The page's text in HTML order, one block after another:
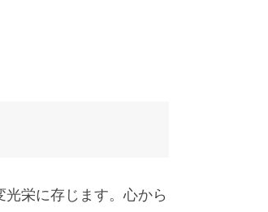
栄に存じます。心から